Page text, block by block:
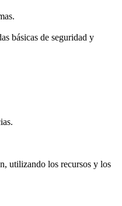
básicas de seguridad y
utilizando los recursos y los